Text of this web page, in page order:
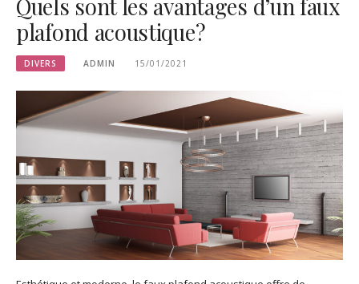
Quels sont les avantages d’un faux
plafond acoustique ?
DIVERS ADMIN 15/01/2021